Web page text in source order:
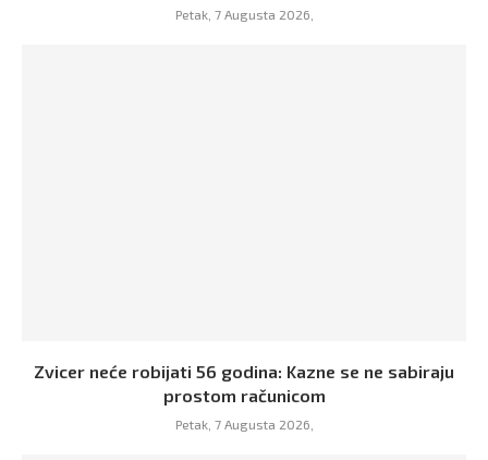
Petak, 7 Augusta 2026,
Zvicer neće robijati 56 godina: Kazne se ne sabiraju
prostom računicom
Petak, 7 Augusta 2026,